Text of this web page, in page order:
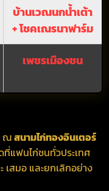
บ้านเวณนกน้ำเต้า
+ โชคเณรนาฟาร์ม
เพชรเมืองชน
ณสนามไก่ทองอินเตอร์
ที่แฟนไก่ชนทั่วประเทศ
สมอ และยกเลิกอย่าง